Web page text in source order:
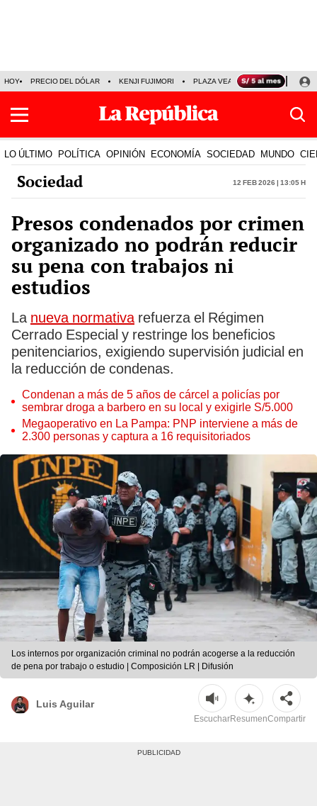
HOY PRECIO DEL DÓLAR KENJI FUJIMORI PLAZA VEA FERIADOS
LO ÚLTIMO POLÍTICA OPINIÓN ECONOMÍA SOCIEDAD MUNDO
Sociedad 12 Feb 2026 | 13:05 h
Presos condenados por crimen
organizado no podrán reducir
su pena con trabajos ni
estudios
La nueva normativarefuerza el Régimen
Cerrado Especial y restringe los beneficios
penitenciarios, exigiendo supervisión judicial en
la reducción de condenas.
Condenan a más de 5 años de cárcel a policías por
sembrar droga a barbero en su local y exigirle S/5.000
Megaoperativo en La Pampa: PNP interviene a más de
2.300 personas y captura a 16 requisitoriados
Los internos por organización criminal no podrán acogerse a la reducción
de pena por trabajo o estudio | Composición LR | Difusión
Luis Aguilar
EscucharResumenCompartir